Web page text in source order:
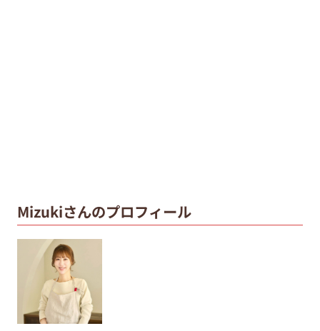
Mizukiさんのプロフィール